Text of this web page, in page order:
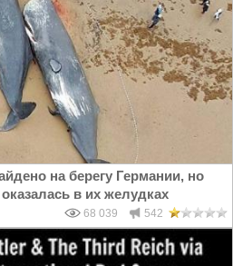
на берегу Германии, но
в их желудках
68 039 542